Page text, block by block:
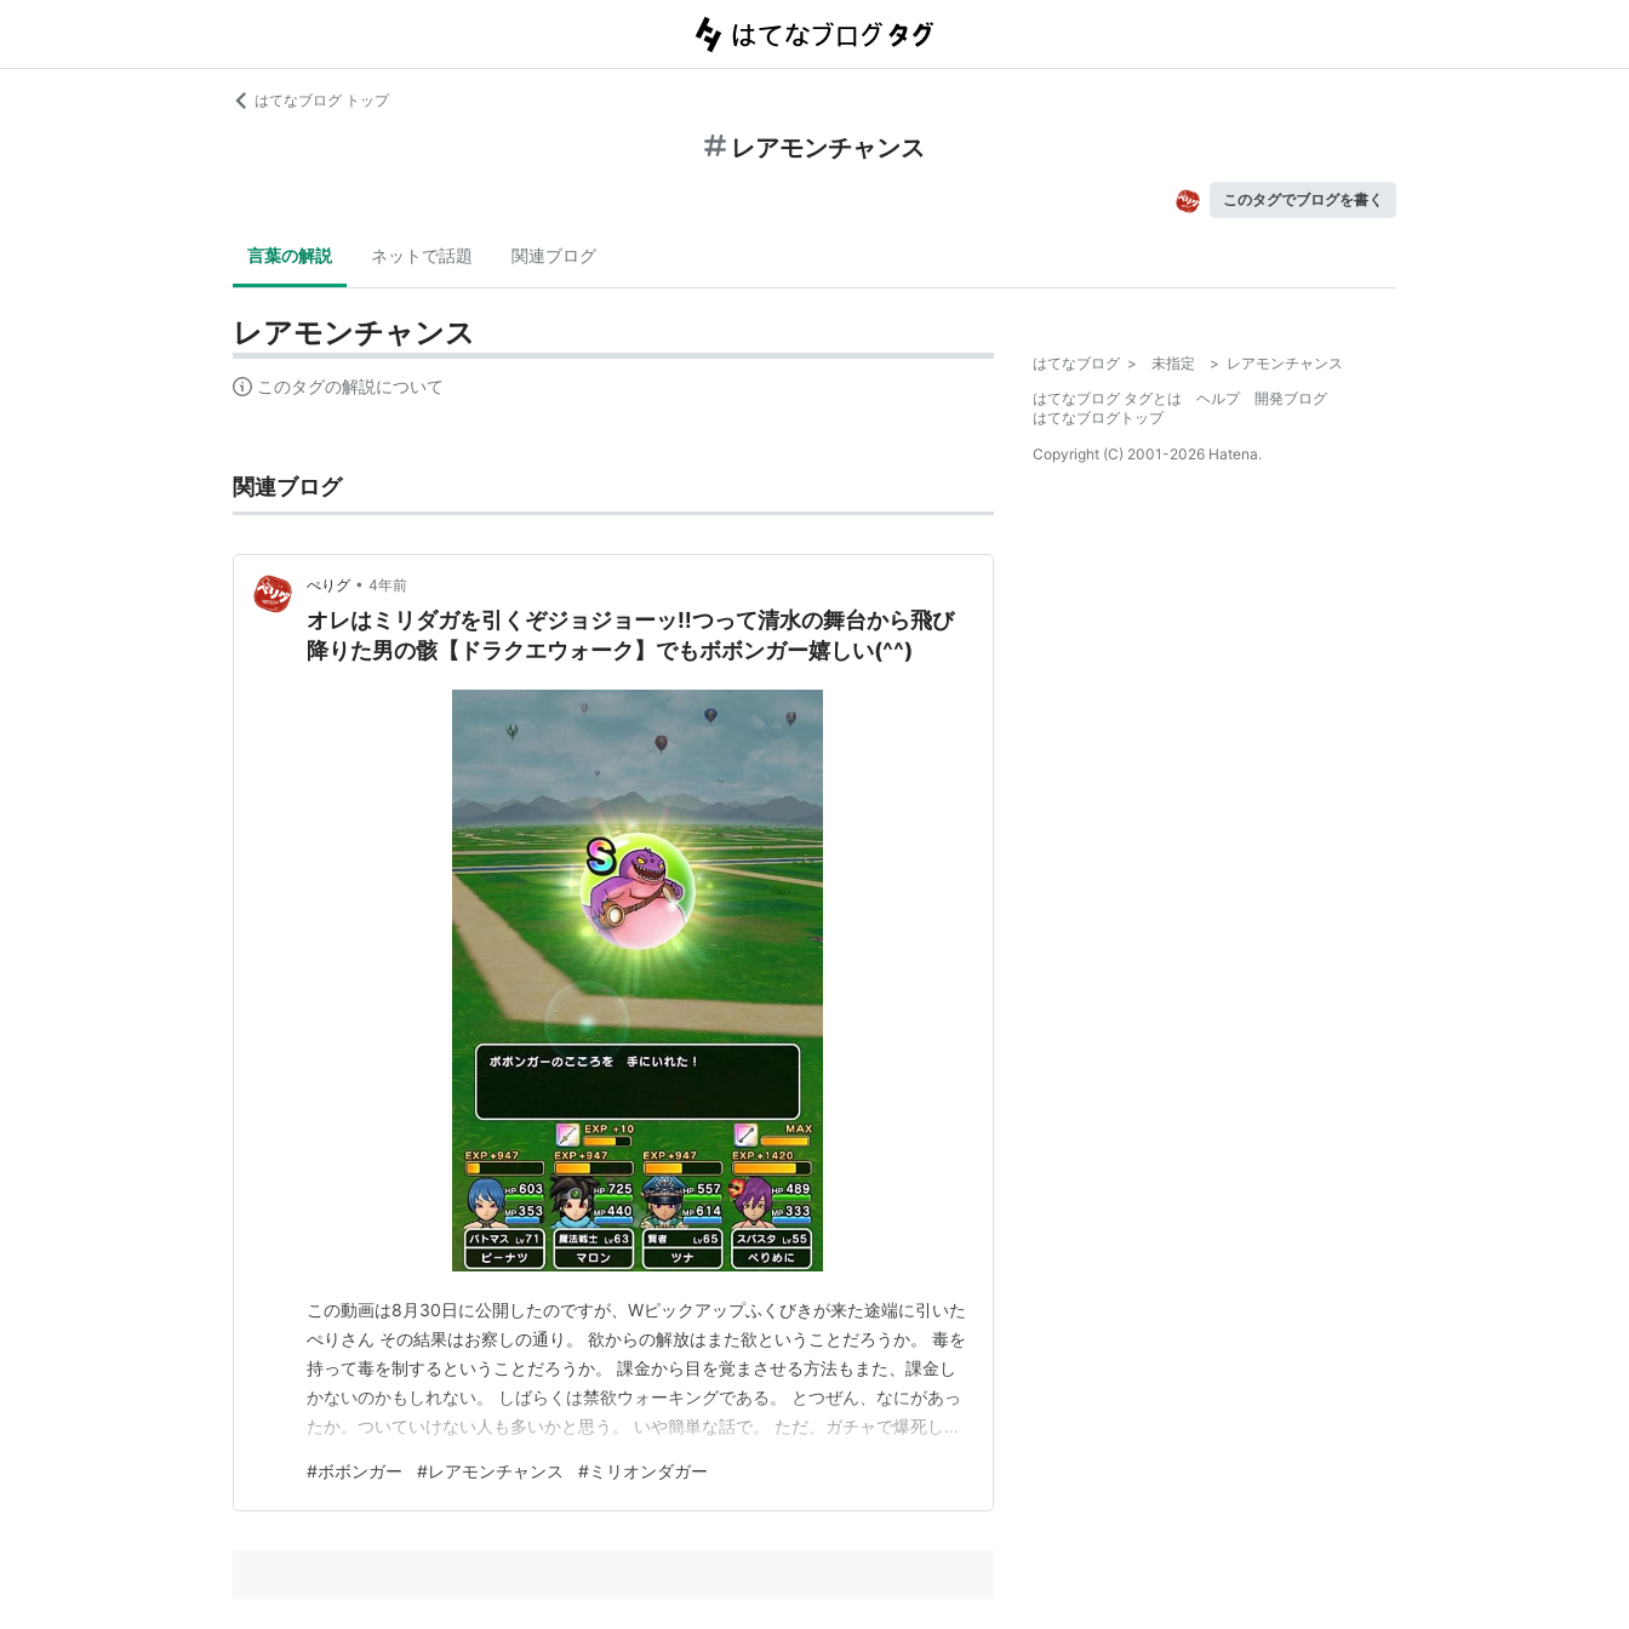
はてなブログ トップ
レアモンチャンス
このタグでブログを書く
言葉の解説 ネットで話題 関連ブログ
レアモンチャンス
このタグの解説について
関連ブログ
ぺりグ • 4年前
オレはミリダガを引くぞジョジョーッ‼つって清水の舞台から飛び
降りた男の骸【ドラクエウォーク】でもボボンガー嬉しい(^^)
この動画は8月30日に公開したのですが、Wピックアップふくびきが来た途端に引いた
ぺりさん その結果はお察しの通り。 欲からの解放はまた欲ということだろうか。 毒を
持って毒を制するということだろうか。 課金から目を覚まさせる方法もまた、課金し
かないのかもしれない。 しばらくは禁欲ウォーキングである。 とつぜん、なにがあっ
たか。ついていけない人も多いかと思う。 いや簡単な話で。 ただ、ガチャで爆死した
うなるんじゃないかなって見えてたから… こんだけガチャガチャ言ったのも久しぶり
なので疲れたよパトえもん… ほとぼりが冷め…
#ボボンガー #レアモンチャンス #ミリオンダガー
はてなブログ > 未指定 > レアモンチャンス
はてなブログ タグとは
ヘルプ
開発ブログ
はてなブログトップ
Copyright (C) 2001-2026 Hatena.